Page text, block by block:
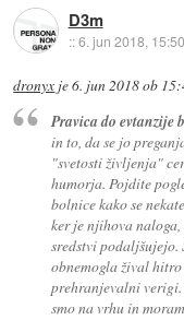
D3m
::6. jun 2018, 15:50
dronyx je6. jun 2018 ob
Pravica do evtanzije
in to, da se jo
"svetosti življenja"
humorja. Pojdite
bolnice kako se
ker je njihova
sredstvi podaljšujejo.
obnemogla žival
prehranjevalni
smo na vrhu in